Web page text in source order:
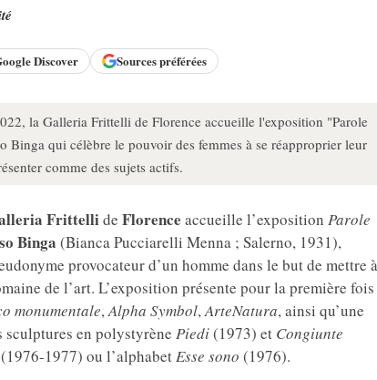
Discover Sources préférées
la Galleria Frittelli de Florence accueille l'exposition "Parole
Binga qui célèbre le pouvoir des femmes à se réapproprier leur
comme des sujets actifs.
Frittellide Florence accueille l’exposition Parole
Binga (Bianca Pucciarelli Menna ; Salerno, 1931),
provocateur d’un homme dans le but de mettre à
de l’art. L’exposition présente pour la première fois
monumentale,Alpha Symbol,ArteNatura, ainsi qu’une
sculptures en polystyrène Piedi(1973) et Congiunte
(1976-1977) ou l’alphabetEsse sono (1976).